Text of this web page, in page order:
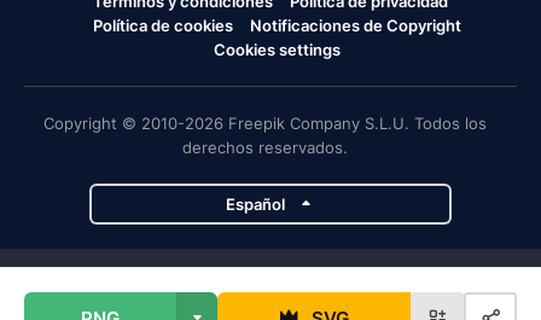
Política de cookies
Notificaciones de Copyright
Cookies settings
Copyright © 2010-2026 Freepik Company S.L.U. Todos los
derechos reservados.
Español